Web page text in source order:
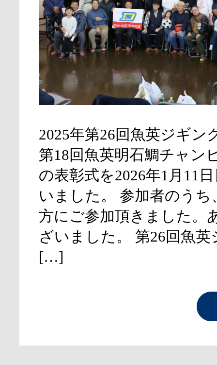
2025年第26回魚英ジギン
第18回魚英明石鯛チャン
の表彰式を2026年1月11
いました。 参加者のうち
方にご参加頂きました。
ざいました。 第26回魚英
[…]